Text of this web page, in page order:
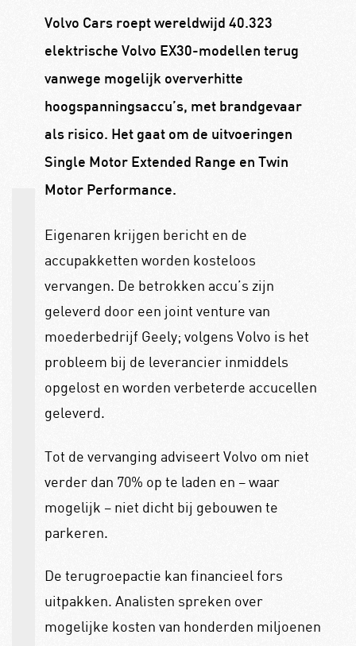
Volvo Cars roept wereldwijd 40.323
elektrische Volvo EX30-modellen terug
vanwege mogelijk oververhitte
hoogspanningsaccu’s, met brandgevaar
als risico. Het gaat om de uitvoeringen
Single Motor Extended Range en Twin
Motor Performance.
Eigenaren krijgen bericht en de
accupakketten worden kosteloos
vervangen. De betrokken accu’s zijn
geleverd door een joint venture van
moederbedrijf Geely; volgens Volvo is het
probleem bij de leverancier inmiddels
opgelost en worden verbeterde accucellen
geleverd.
Tot de vervanging adviseert Volvo om niet
verder dan 70% op te laden en – waar
mogelijk – niet dicht bij gebouwen te
parkeren.
De terugroepactie kan financieel fors
uitpakken. Analisten spreken over
mogelijke kosten van honderden miljoenen